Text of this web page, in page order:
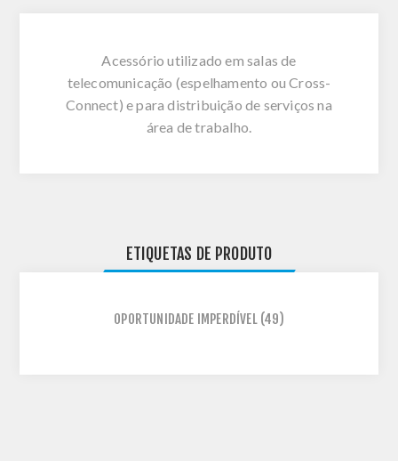
Acessório utilizado em salas de
telecomunicação (espelhamento ou Cross-
Connect) e para distribuição de serviços na
área de trabalho.
ETIQUETAS DE PRODUTO
OPORTUNIDADE IMPERDÍVEL (49)